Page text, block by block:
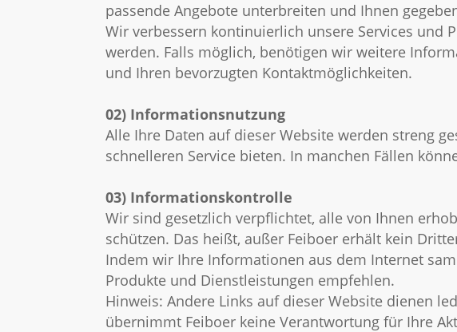
passende Angebote unterbreiten und Ihnen
Wir verbessern kontinuierlich unsere Services und
werden. Falls möglich, benötigen wir weitere
und Ihren bevorzugten Kontaktmöglichkeiten.
02) Informationsnutzung
Alle Ihre Daten auf dieser Website werden streng
schnelleren Service bieten. In manchen Fällen
03) Informationskontrolle
Wir sind gesetzlich verpflichtet, alle von Ihnen
schützen. Das heißt, außer Feiboer erhält kein
Indem wir Ihre Informationen aus dem Internet
Produkte und Dienstleistungen empfehlen.
Hinweis: Andere Links auf dieser Website dienen
übernimmt Feiboer keine Verantwortung für Ihre